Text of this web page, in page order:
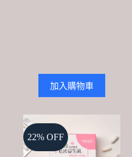
加入購物車
22% OFF